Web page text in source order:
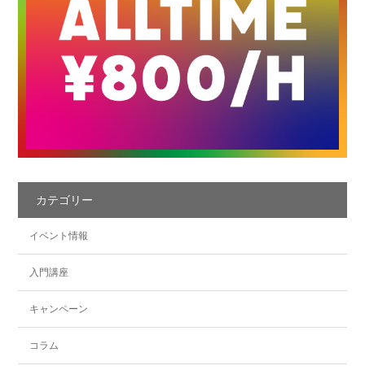
カテゴリー
イベント情報
入門講座
キャンペーン
コラム